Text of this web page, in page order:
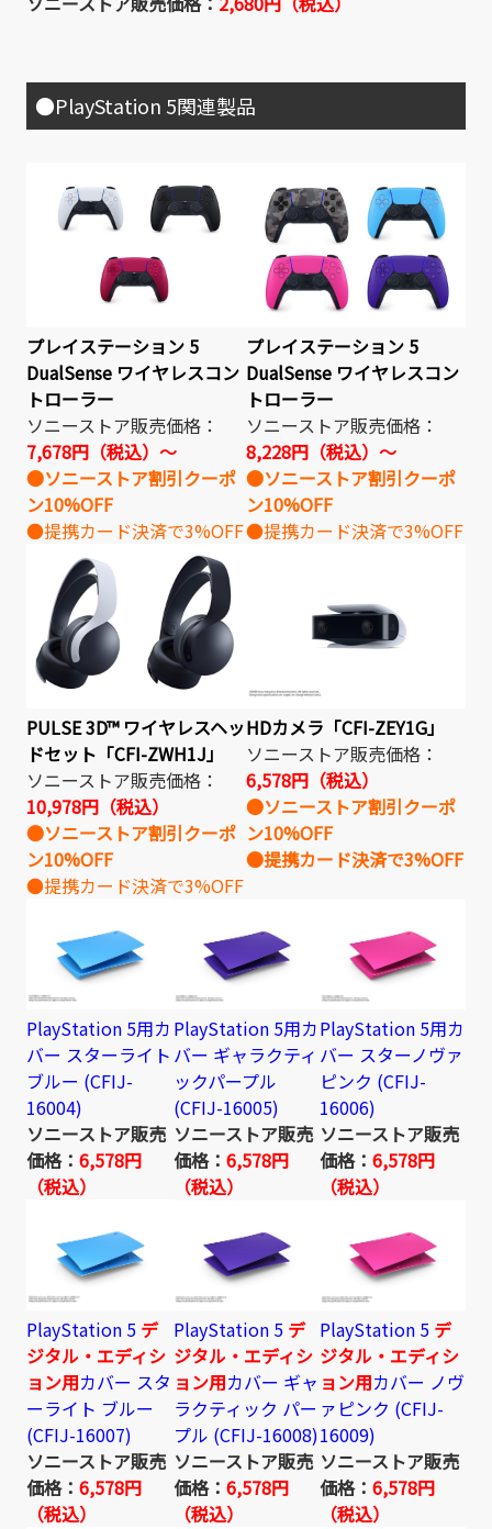
●PlayStation 5関連製品
プレイステーション 5
DualSense ワイヤレスコン
トローラー
ソニーストア販売価格：
7,678円（税込）～
●ソニーストア割引クーポ
ン10%OFF
●提携カード決済で3%OFF
プレイステーション 5
DualSense ワイヤレスコン
トローラー
ソニーストア販売価格：
8,228円（税込）～
●ソニーストア割引クーポ
ン10%OFF
●提携カード決済で3%OFF
PULSE 3D™ ワイヤレスヘッ
ドセット「CFI-ZWH1J」
ソニーストア販売価格：
10,978円（税込）
●ソニーストア割引クーポ
ン10%OFF
●提携カード決済で3%OFF
HDカメラ「CFI-ZEY1G」
ソニーストア販売価格：
6,578円（税込）
●ソニーストア割引クーポ
ン10%OFF
●提携カード決済で3%OFF
PlayStation 5用カ
バー スターライト
ブルー (CFIJ-
16004)
ソニーストア販売
価格： 6,578円
（税込）
PlayStation 5用カ
バー ギャラクティ
ックパープル
(CFIJ-16005)
ソニーストア販売
価格： 6,578円
（税込）
PlayStation 5用カ
バー スターノヴァ
ピンク (CFIJ-
16006)
ソニーストア販売
価格： 6,578円
（税込）
PlayStation 5 デ
ジタル・エディシ
ョン用カバー スタ
ーライト ブルー
(CFIJ-16007)
ソニーストア販売
価格： 6,578円
（税込）
PlayStation 5 デ
ジタル・エディシ
ョン用カバー ギャ
ラクティック パー
プル (CFIJ-16008)
ソニーストア販売
価格： 6,578円
（税込）
PlayStation 5 デ
ジタル・エディシ
ョン用カバー ノヴ
ァピンク (CFIJ-
16009)
ソニーストア販売
価格： 6,578円
（税込）